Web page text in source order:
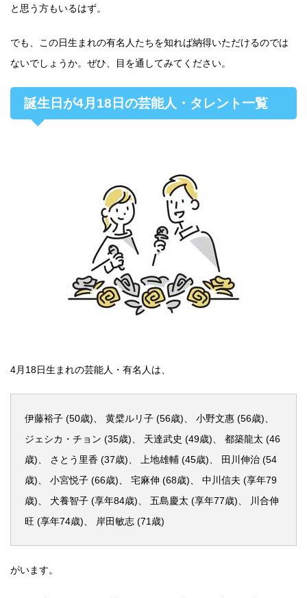
と思う方もいるはず。
でも、この日生まれの有名人たちを知れば納得いただけるのでは
ないでしょうか。ぜひ、目を通してみてください。
誕生日が4月18日の芸能人・タレント一覧
4月18日生まれの芸能人・有名人は、
伊藤裕子 (50歳)、 黄檗ルリ子 (56歳)、 小野文惠 (56歳)、
ジェシカ・チョン (35歳)、 天達武史 (49歳)、 都築龍太 (46
歳)、 さとう里香 (37歳)、 上地雄輔 (45歳)、 田川伸治 (54
歳)、 小宮悦子 (66歳)、 宅麻伸 (68歳)、 中川信夫 (享年79
歳)、 犬養智子 (享年84歳)、 五島慶太 (享年77歳)、 川合伸
旺 (享年74歳)、 岸田敏志 (71歳)
がいます。